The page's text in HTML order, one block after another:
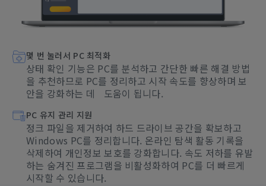
몇 번 눌러서 PC 최적화
상태 확인 기능은 PC를 분석하고 간단한 빠른 해결 방법
을 추천하므로 PC를 정리하고 시작 속도를 향상하며 보
안을 강화하는 데 도움이 됩니다.
PC 유지 관리 지원
정크 파일을 제거하여 하드 드라이브 공간을 확보하고
Windows PC를 정리합니다. 온라인 탐색 활동 기록을
삭제하여 개인정보 보호를 강화합니다. 속도 저하를 유발
하는 숨겨진 프로그램을 비활성화하여 PC를 더 빠르게
시작할 수 있습니다.